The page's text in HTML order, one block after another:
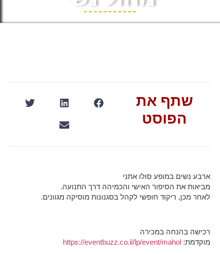
שתף את
הפוסט
ארבע נשים במופע סולו אתני
מביאות את הסיפור האישי והכמיהה דרך התנועה.
לאחר מכן, ריקוד חופשי לקהל בסגנונות מוסיקה מגוונים.
רכישה בהנחה במכירה
מוקדמת: https://eventbuzz.co.il/lp/event/mahol